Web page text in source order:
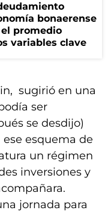
bonaerense
promedio
variables clave
sugirió en una
ser
se desdijo)
esquema de
un régimen
inversiones y
jornada para